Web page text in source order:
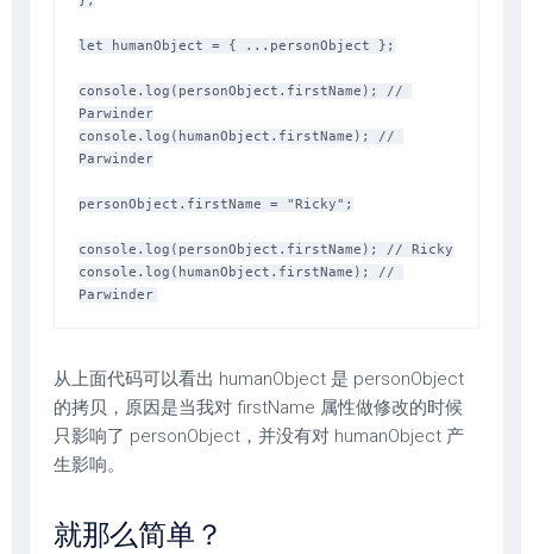
let humanObject = { ...personObject };
console.log(personObject.firstName); //
Parwinder
console.log(humanObject.firstName); //
Parwinder
personObject.firstName = "Ricky";
console.log(personObject.firstName); // Ricky
console.log(humanObject.firstName); //
从上面代码可以看出 humanObject 是 personObject
的拷贝，原因是当我对 firstName 属性做修改的时候
只影响了 personObject，并没有对 humanObject 产
生影响。
就那么简单？